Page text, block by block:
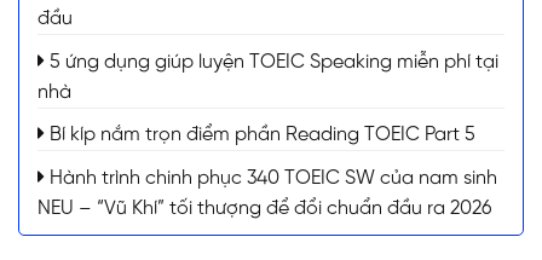
đầu
5 ứng dụng giúp luyện TOEIC Speaking miễn phí tại
nhà
Bí kíp nắm trọn điểm phần Reading TOEIC Part 5
Hành trình chinh phục 340 TOEIC SW của nam sinh
NEU – “Vũ Khí” tối thượng để đổi chuẩn đầu ra 2026